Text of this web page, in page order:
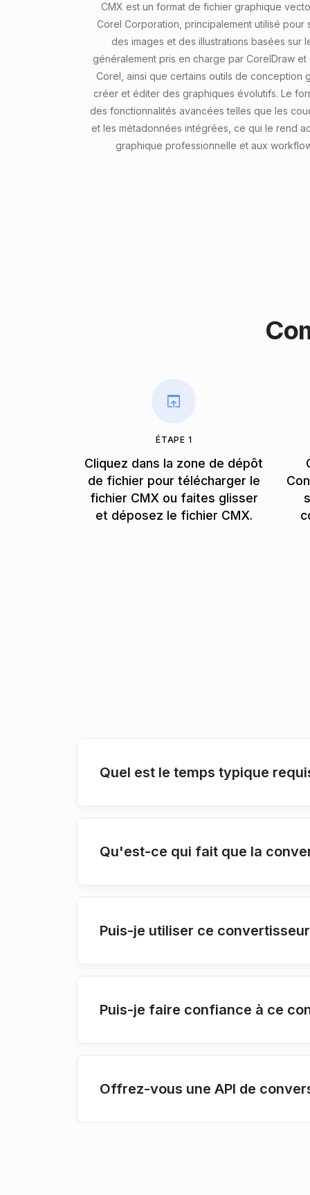
CMX est un format de fichier graphique
Corel Corporation, principalement utilisé pour
des images et des illustrations basées sur
généralement pris en charge par CorelDraw
Corel, ainsi que certains outils de conception
créer et éditer des graphiques évolutifs. Le
des fonctionnalités avancées telles que les
et les métadonnées intégrées, ce qui le rend
graphique professionnelle et aux
ÉTAPE 1
Cliquez dans la zone de dépôt
de fichier pour télécharger le
fichier CMX ou faites glisser
et déposez le fichier CMX.
Quel est le temps typique
Qu'est-ce qui fait que la
Puis-je utiliser ce
Puis-je faire confiance à ce
Offrez-vous une API de